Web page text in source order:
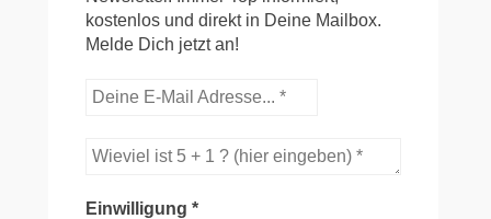
kostenlos und direkt in Deine Mailbox.
Melde Dich jetzt an!
Einwilligung*